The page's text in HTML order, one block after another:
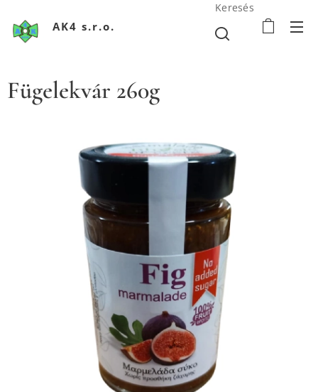
AK4 s.r.o.
Keresés
Fügelekvár 260g